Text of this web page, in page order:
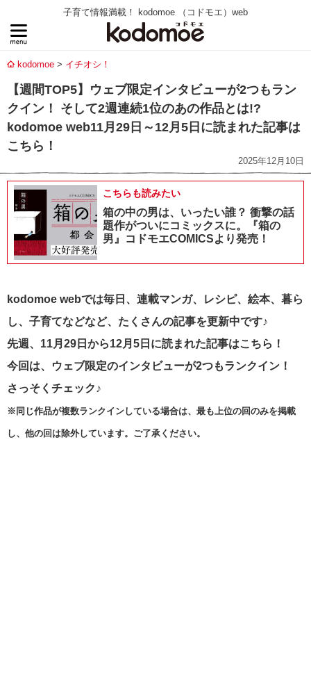
子育て情報満載！ kodomoe （コドモエ）web
kodomoe イチオシ！
【週間TOP5】ウェブ限定インタビューが2つもラン
クイン！ そして2週連続1位のあの作品とは!?
kodomoe web11月29日～12月5日に読まれた記事は
こちら！
2025年12月10日
こちらも読みたい
箱の中の男は、いったい誰？ 衝撃の話
題作がついにコミックスに。『箱の
男』コドモエCOMICSより発売！
kodomoe webでは毎日、連載マンガ、レシピ、絵本、暮ら
し、子育てなどなど、たくさんの記事を更新中です♪
先週、11月29日から12月5日に読まれた記事はこちら！
今回は、ウェブ限定のインタビューが2つもランクイン！
さっそく チェック♪
※同じ作品が複数ランクインしている場合は、最も上位の回のみを掲載
し、他の回は除外しています。ご了承ください。